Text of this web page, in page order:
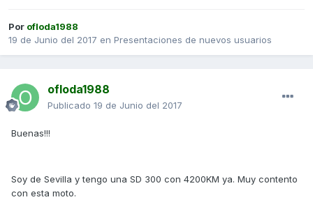
Por ofloda1988
19 de Junio del 2017 en Presentaciones de nuevos usuarios
ofloda1988
Publicado 19 de Junio del 2017
Buenas!!!
Soy de Sevilla y tengo una SD 300 con 4200KM ya. Muy contento
con esta moto.